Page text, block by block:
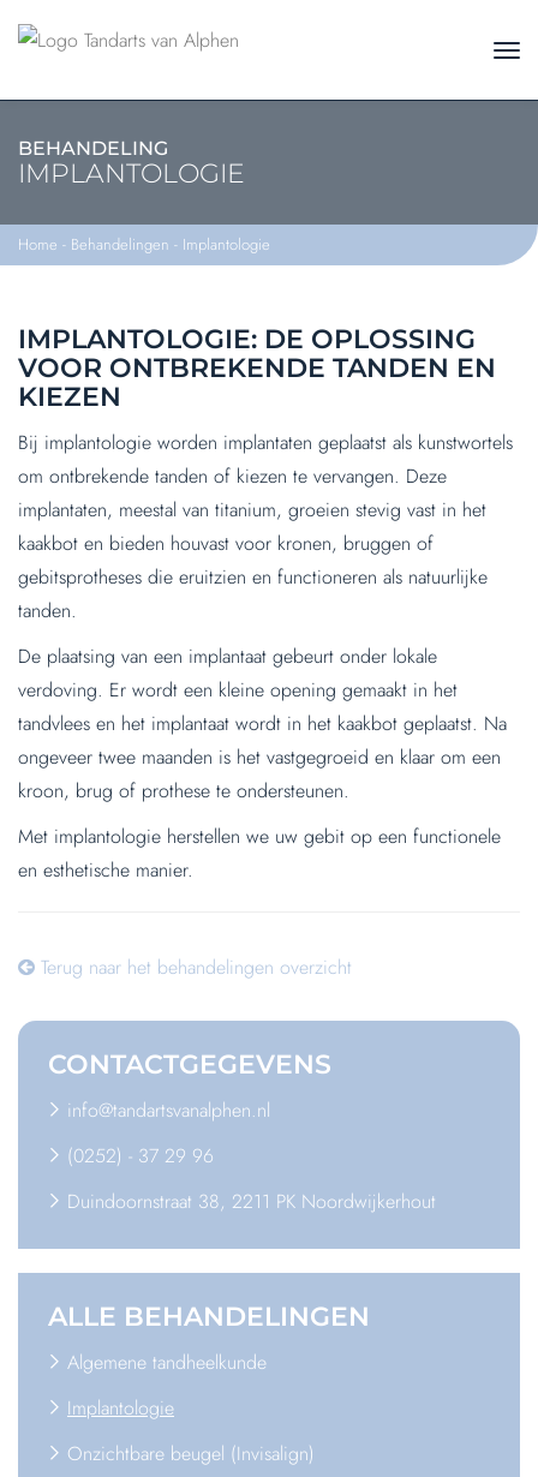
BEHANDELING
IMPLANTOLOGIE
Home - Behandelingen - Implantologie
IMPLANTOLOGIE: DE OPLOSSING
VOOR ONTBREKENDE TANDEN EN
KIEZEN
Bij implantologie worden implantaten geplaatst als kunstwortels
om ontbrekende tanden of kiezen te vervangen. Deze
implantaten, meestal van titanium, groeien stevig vast in het
kaakbot en bieden houvast voor kronen, bruggen of
gebitsprotheses die eruitzien en functioneren als natuurlijke
tanden.
De plaatsing van een implantaat gebeurt onder lokale
verdoving. Er wordt een kleine opening gemaakt in het
tandvlees en het implantaat wordt in het kaakbot geplaatst. Na
ongeveer twee maanden is het vastgegroeid en klaar om een
kroon, brug of prothese te ondersteunen.
Met implantologie herstellen we uw gebit op een functionele
en esthetische manier.
Terug naar het behandelingen overzicht
CONTACTGEGEVENS
info@tandartsvanalphen.nl
(0252) - 37 29 96
Duindoornstraat 38, 2211 PK Noordwijkerhout
ALLE BEHANDELINGEN
Algemene tandheelkunde
Implantologie
Onzichtbare beugel (Invisalign)